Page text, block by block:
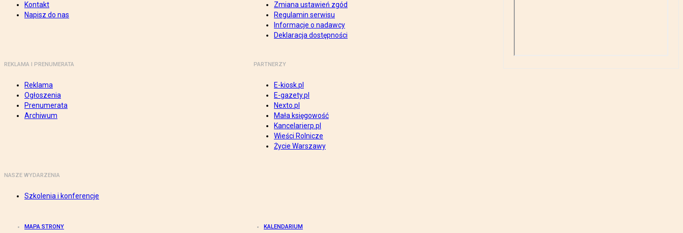
Kontakt
Napisz do nas
Zmiana ustawień zgód
Regulamin serwisu
Informacje o nadawcy
Deklaracja dostępności
REKLAMA I PRENUMERATA
Reklama
Ogłoszenia
Prenumerata
Archiwum
PARTNERZY
E-kiosk.pl
E-gazety.pl
Nexto.pl
Mała księgowość
Kancelarierp.pl
Wieści Rolnicze
Życie Warszawy
NASZE WYDARZENIA
Szkolenia i konferencje
MAPA STRONY KALENDARIUM